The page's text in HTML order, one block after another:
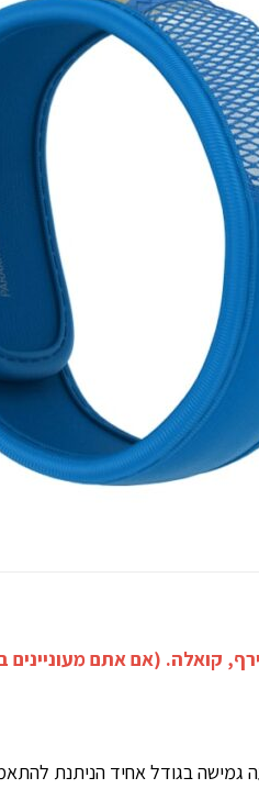
קואלה. (אם אתם
גמישה בגודל אחיד הניתנת